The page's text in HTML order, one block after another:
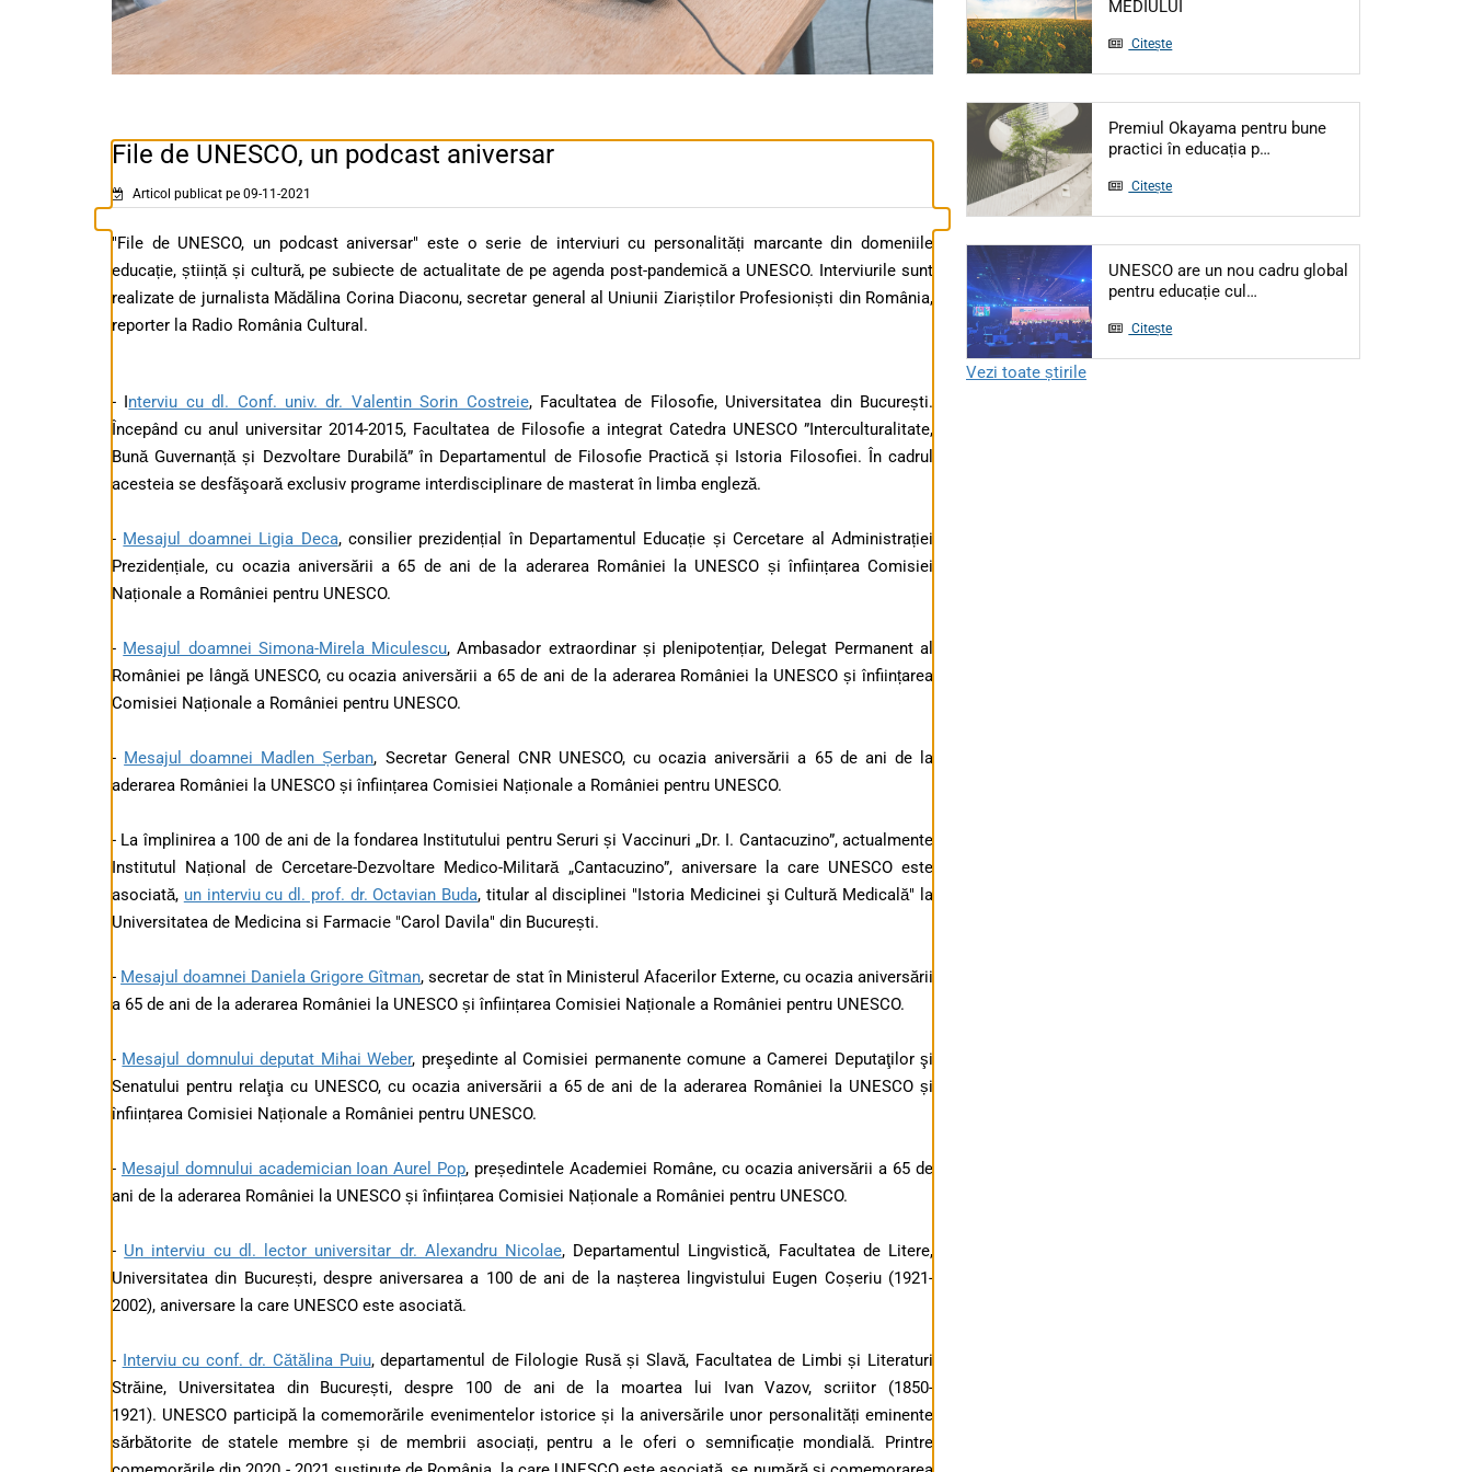
File de UNESCO, un podcast aniversar
Articol publicat pe 09-11-2021
"File de UNESCO, un podcast aniversar" este o serie de interviuri cu personalități marcante din domeniile
educație, știință și cultură, pe subiecte de actualitate de pe agenda post-pandemică a UNESCO. Interviurile sunt
realizate de jurnalista Mădălina Corina Diaconu, secretar general al Uniunii Ziariștilor Profesioniști din România,
reporter la Radio România Cultural.
- Interviu cu dl. Conf. univ. dr. Valentin Sorin Costreie, Facultatea de Filosofie, Universitatea din București.
Începând cu anul universitar 2014-2015, Facultatea de Filosofie a integrat Catedra UNESCO ”Interculturalitate,
Bună Guvernanță și Dezvoltare Durabilă” în Departamentul de Filosofie Practică și Istoria Filosofiei. În cadrul
acesteia se desfăşoară exclusiv programe interdisciplinare de masterat în limba engleză.
- Mesajul doamnei Ligia Deca, consilier prezidențial în Departamentul Educație și Cercetare al Administrației
Prezidențiale, cu ocazia aniversării a 65 de ani de la aderarea României la UNESCO și înființarea Comisiei
Naționale a României pentru UNESCO.
- Mesajul doamnei Simona-Mirela Miculescu, Ambasador extraordinar și plenipotențiar, Delegat Permanent al
României pe lângă UNESCO, cu ocazia aniversării a 65 de ani de la aderarea României la UNESCO și înființarea
Comisiei Naționale a României pentru UNESCO.
- Mesajul doamnei Madlen Șerban, Secretar General CNR UNESCO, cu ocazia aniversării a 65 de ani de la
aderarea României la UNESCO și înființarea Comisiei Naționale a României pentru UNESCO.
- La împlinirea a 100 de ani de la fondarea Institutului pentru Seruri și Vaccinuri „Dr. I. Cantacuzino”, actualmente
Institutul Național de Cercetare-Dezvoltare Medico-Militară „Cantacuzino”, aniversare la care UNESCO este
asociată, un interviu cu dl. prof. dr. Octavian Buda, titular al disciplinei "Istoria Medicinei şi Cultură Medicală" la
Universitatea de Medicina si Farmacie "Carol Davila" din București.
- Mesajul doamnei Daniela Grigore Gîtman, secretar de stat în Ministerul Afacerilor Externe, cu ocazia aniversării
a 65 de ani de la aderarea României la UNESCO și înființarea Comisiei Naționale a României pentru UNESCO.
- Mesajul domnului deputat Mihai Weber, preşedinte al Comisiei permanente comune a Camerei Deputaţilor şi
Senatului pentru relaţia cu UNESCO, cu ocazia aniversării a 65 de ani de la aderarea României la UNESCO și
înființarea Comisiei Naționale a României pentru UNESCO.
- Mesajul domnului academician Ioan Aurel Pop, președintele Academiei Române, cu ocazia aniversării a 65 de
ani de la aderarea României la UNESCO și înființarea Comisiei Naționale a României pentru UNESCO.
- Un interviu cu dl. lector universitar dr. Alexandru Nicolae, Departamentul Lingvistică, Facultatea de Litere,
Universitatea din București, despre aniversarea a 100 de ani de la nașterea lingvistului Eugen Coșeriu (1921-
2002), aniversare la care UNESCO este asociată.
- Interviu cu conf. dr. Cătălina Puiu, departamentul de Filologie Rusă și Slavă, Facultatea de Limbi și Literaturi
Străine, Universitatea din București, despre 100 de ani de la moartea lui Ivan Vazov, scriitor (1850-
1921). UNESCO participă la comemorările evenimentelor istorice și la aniversările unor personalități eminente
sărbătorite de statele membre și de membrii asociați, pentru a le oferi o semnificație mondială. Printre
MEDIULUI
Citește
Premiul Okayama pentru bune
practici în educația p…
Citește
UNESCO are un nou cadru global
pentru educație cul…
Citește
Vezi toate știrile